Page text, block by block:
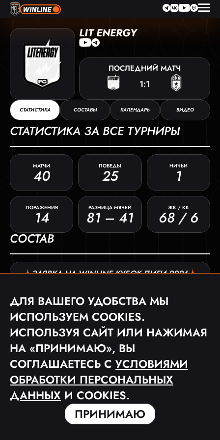
LIT ENERGY
ПОСЛЕДНИЙ МАТЧ
1:1
СТАТИСТИКА СОСТАВЫ КАЛЕНДАРЬ ВИДЕО
СТАТИСТИКА ЗА ВСЕ ТУРНИРЫ
МАТЧИ
40
ПОБЕДЫ
25
НИЧЬИ
1
ПОРАЖЕНИЯ
14
РАЗНИЦА МЯЧЕЙ
81 – 41
ЖК / КК
68 / 6
СОСТАВ
ЗАЯВКА НА WINLINE КУБОК ЛИГИ 2026
СОСТАВ КОМАНДЫ ОТСУТСТВУЕТ
ДЛЯ ВАШЕГО УДОБСТВА МЫ
ИСПОЛЬЗУЕМ COOKIES.
ИСПОЛЬЗУЯ САЙТ ИЛИ НАЖИМАЯ
НА «ПРИНИМАЮ», ВЫ
СОГЛАШАЕТЕСЬ С УСЛОВИЯМИ
ОБРАБОТКИ ПЕРСОНАЛЬНЫХ
ДАННЫХ И COOKIES.
ПРИНИМАЮ